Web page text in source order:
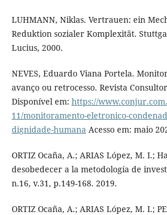
LUHMANN, Niklas. Vertrauen: ein
Reduktion sozialer Komplexität.
Lucius, 2000.
NEVES, Eduardo Viana Portela.
avanço ou retrocesso. Revista
Disponível em: https://
11/monitoramento-eletronico-
dignidade-humanaAcesso em: maio
ORTIZ Ocaña, A.; ARIAS López, M. I.;
desobedecer a la metodología de
n.16, v.31, p.149-168. 2019.
ORTIZ Ocaña, A.; ARIAS López, M. I.;